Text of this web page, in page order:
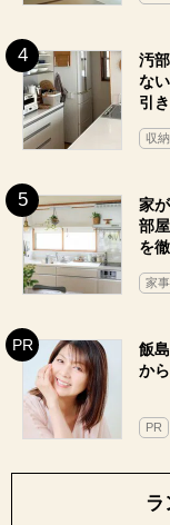
汚
な
引
収納
家
部
を
家
飯
か
PR
ラ